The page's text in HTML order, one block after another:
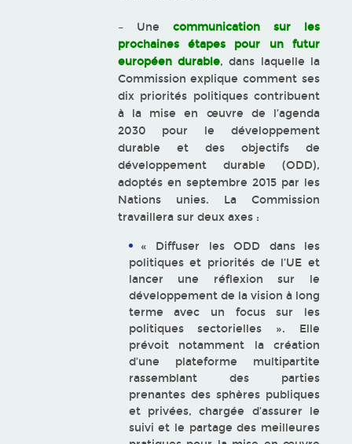
– Unecommunication sur les
prochaines étapes pour un futur
européen durable, dans laquelle la
Commission explique comment ses
dix priorités politiques contribuent
à la mise en œuvre de l’agenda
2030 pour le développement
durable et des objectifs de
développement durable (ODD),
adoptés en septembre 2015 par les
Nations unies. La Commission
travaillera sur deux axes :
« Diffuser les ODD dans les
politiques et priorités de l’UE et
lancer une réflexion sur le
développement de la vision à long
terme avec un focus sur les
politiques sectorielles ». Elle
prévoit notamment la création
d’une plateforme multipartite
rassemblant des parties
prenantes des sphères publiques
et privées, chargée d’assurer le
suivi et le partage des meilleures